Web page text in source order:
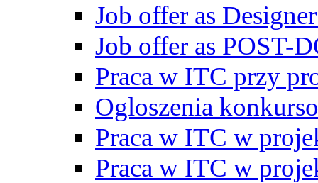
Job offer as
Job offer as POST-
Praca w ITC przy
Ogloszenia
Praca w ITC w
Praca w ITC w